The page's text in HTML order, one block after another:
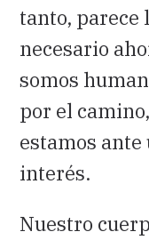
tanto, parece
necesario
somos
por el
estamos
interés.
Nuestro